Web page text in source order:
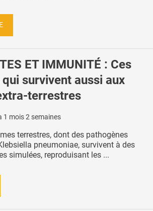
ET IMMUNITÉ : Ces
survivent aussi aux
terrestres
1 mois 2 semaines
terrestres, dont des pathogènes
pneumoniae, survivent à des
simulées, reproduisant les ...